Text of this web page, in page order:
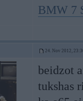
BMW 7
24. Nov 2012,
beidzot
tukshas